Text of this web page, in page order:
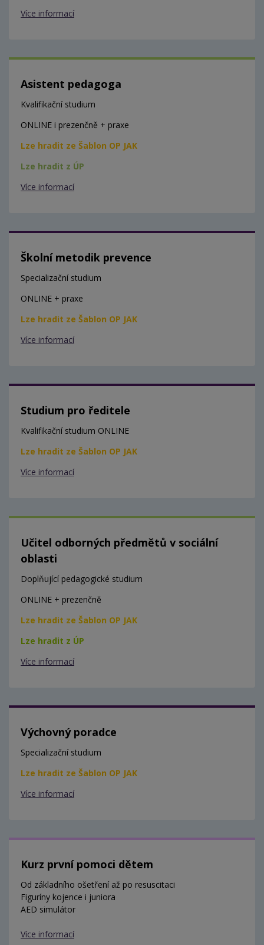
Více informací
Asistent pedagoga
Kvalifikační studium
ONLINE i prezenčně + praxe
Lze hradit ze Šablon OP JAK
Lze hradit z ÚP
Více informací
Školní metodik prevence
Specializační studium
ONLINE + praxe
Lze hradit ze Šablon OP JAK
Více informací
Studium pro ředitele
Kvalifikační studium ONLINE
Lze hradit ze Šablon OP JAK
Více informací
Učitel odborných předmětů v sociální
oblasti
Doplňující pedagogické studium
ONLINE + prezenčně
Lze hradit ze Šablon OP JAK
Lze hradit z ÚP
Více informací
Výchovný poradce
Specializační studium
Lze hradit ze Šablon OP JAK
Více informací
Kurz první pomoci dětem
Od základního ošetření až po resuscitaci
Figuríny kojence i juniora
AED simulátor
Více informací